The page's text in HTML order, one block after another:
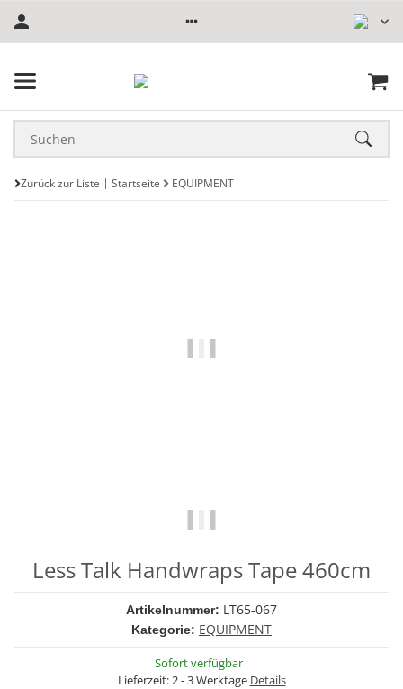
Zurück zur Liste Startseite EQUIPMENT
Less Talk Handwraps Tape 460cm
Artikelnummer: LT65-067
Kategorie: EQUIPMENT
Sofort verfügbar
Lieferzeit:2 - 3 Werktage Details